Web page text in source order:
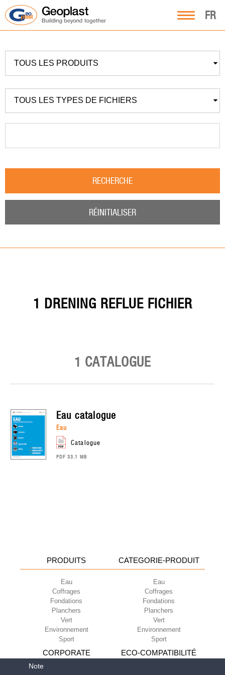
FR
TOUS LES PRODUITS
TOUS LES TYPES DE FICHIERS
RECHERCHE
RÉINITIALISER
1 DRENING REFLUE FICHIER
1 CATALOGUE
eau catalogue
eau
catalogue
PDF 33.1 MB
PRODUITS
Eau
Coffrages
Fondations
Planchers
Vert
Environnement
Sport
CATEGORIE-PRODUIT
Eau
Coffrages
Fondations
Planchers
Vert
Environnement
Sport
CORPORATE ECO-COMPATIBILITÉ
Note